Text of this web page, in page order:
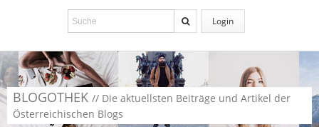
Login
BLOGOTHEK // Die aktuellsten Beiträge und Artikel der
Österreichischen Blogs